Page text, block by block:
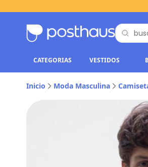
CATEGORIAS VESTIDOS
Inicio Moda Masculina